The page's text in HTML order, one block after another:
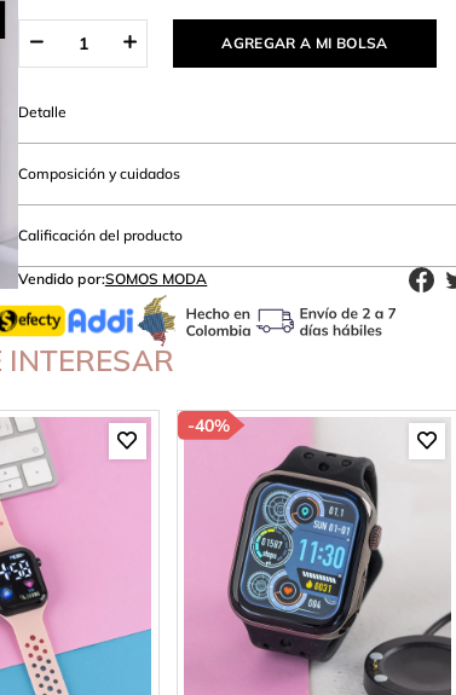
AGREGAR A MI BOLSA
Detalle
Composición y cuidados
Calificación del producto
Vendido por:SOMOS MODA
INTERESAR
-40%